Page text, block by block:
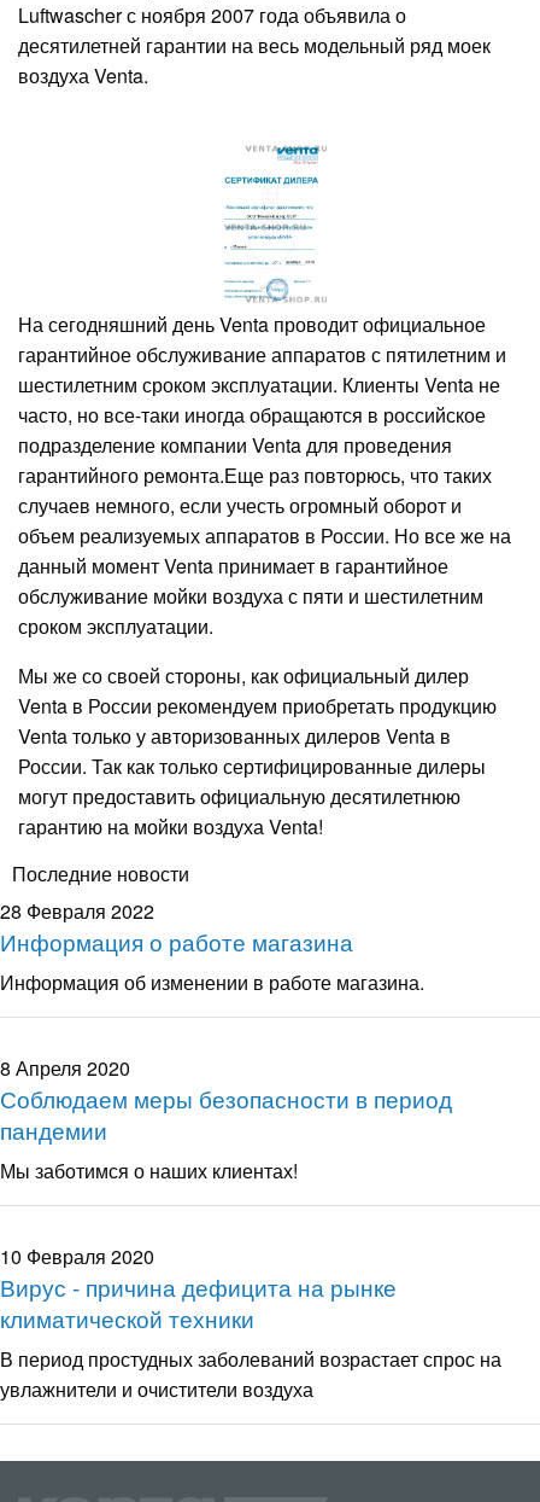
Luftwascher с ноября 2007 года объявила о
десятилетней гарантии на весь модельный ряд моек
воздуха Venta.
На сегодняшний день Venta проводит официальное
гарантийное обслуживание аппаратов с пятилетним и
шестилетним сроком эксплуатации. Клиенты Venta не
часто, но все-таки иногда обращаются в российское
подразделение компании Venta для проведения
гарантийного ремонта.Еще раз повторюсь, что таких
случаев немного, если учесть огромный оборот и
объем реализуемых аппаратов в России. Но все же на
данный момент Venta принимает в гарантийное
обслуживание мойки воздуха с пяти и шестилетним
сроком эксплуатации.
Мы же со своей стороны, как официальный дилер
Venta в России рекомендуем приобретать продукцию
Venta только у авторизованных дилеров Venta в
России. Так как только сертифицированные дилеры
могут предоставить официальную десятилетнюю
гарантию на мойки воздуха Venta!
Последние новости
28 Февраля 2022
Информация о работе магазина
Информация об изменении в работе магазина.
8 Апреля 2020
Соблюдаем меры безопасности в период
пандемии
Мы заботимся о наших клиентах!
10 Февраля 2020
Вирус - причина дефицита на рынке
климатической техники
В период простудных заболеваний возрастает спрос на
увлажнители и очистители воздуха